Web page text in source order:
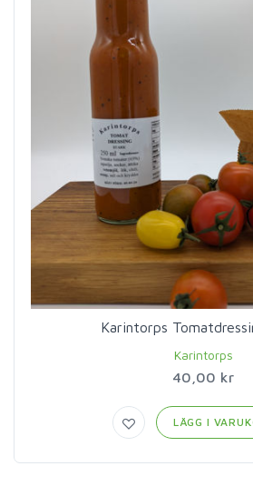
Karintorps
Karintorps
40,00 kr
LÄGG I